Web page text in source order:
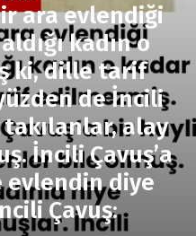
ara evlendiği
kadın o
ki, dille tarif
de İncili
takılanlar, alay
İncili Çavuş’a
evlendin diye
Çavuş: